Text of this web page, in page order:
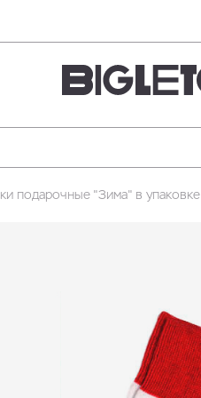
подарочные "Зима" в упаковке